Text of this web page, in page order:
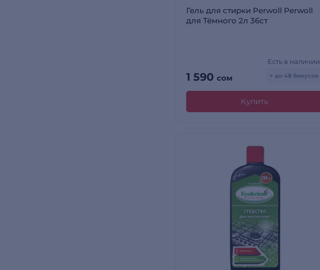
Гель для стирки Perwoll Perwoll
для Тёмного 2л 36ст
1 590 сом
Есть в наличии
+ до 48 бонусов
Купить